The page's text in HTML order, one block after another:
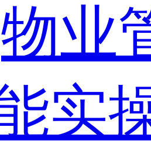
物业
实